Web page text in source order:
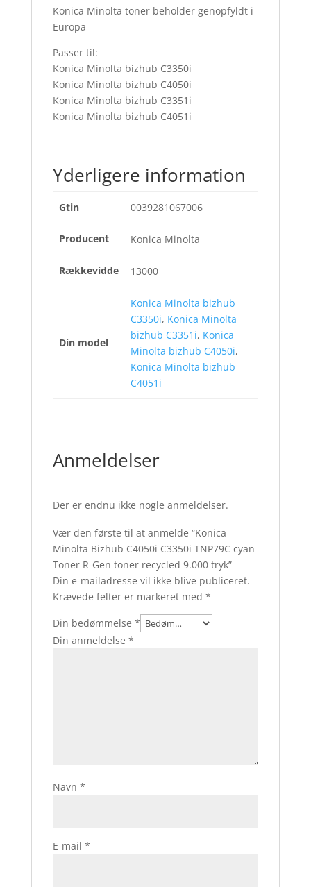
Konica Minolta toner beholder genopfyldt i
Europa
Passer til:
Konica Minolta bizhub C3350i
Konica Minolta bizhub C4050i
Konica Minolta bizhub C3351i
Konica Minolta bizhub C4051i
Yderligere information
Gtin 0039281067006
Producent Konica Minolta
Rækkevidde 13000
Din model
Konica Minolta bizhub
C3350i, Konica Minolta
bizhub C3351i, Konica
Minolta bizhub C4050i,
Konica Minolta bizhub
C4051i
Anmeldelser
Der er endnu ikke nogle anmeldelser.
Vær den første til at anmelde “Konica
Minolta Bizhub C4050i C3350i TNP79C cyan
Toner R-Gen toner recycled 9.000 tryk”
Din e-mailadresse vil ikke blive publiceret.
Krævede felter er markeret med *
Din bedømmelse *
Din anmeldelse *
Navn *
E-mail *